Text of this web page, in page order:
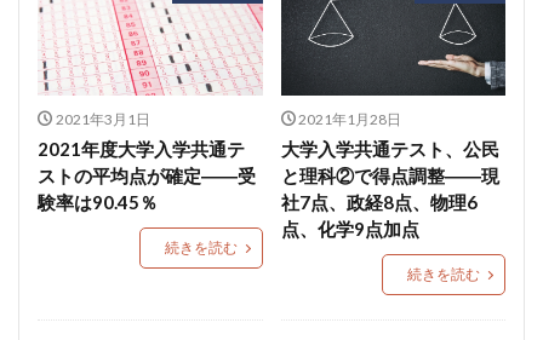
2021年3月1日
2021年度大学入学共通テ
ストの平均点が確定――受
験率は90.45％
続きを読む
2021年1月28日
大学入学共通テスト、公民
と理科②で得点調整――現
社7点、政経8点、物理6
点、化学9点加点
続きを読む